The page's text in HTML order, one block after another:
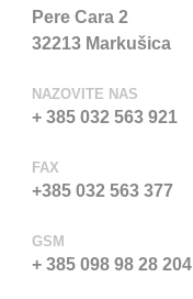
Pere Cara 2
32213 Markušica
NAZOVITE NAS
+ 385 032 563 921
FAX
+385 032 563 377
GSM
+ 385 098 98 28 204